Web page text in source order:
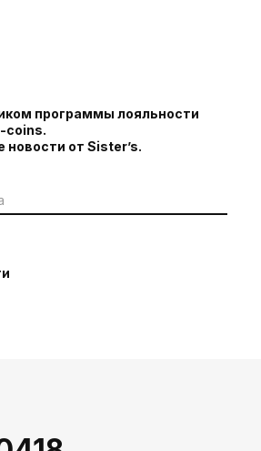
программы лояльности
coins.
новости от Sister’s.